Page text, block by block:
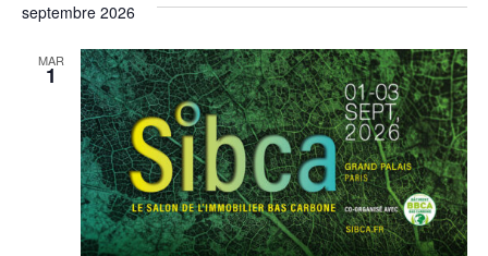
septembre 2026
MAR
1